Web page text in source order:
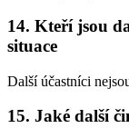
14. Kteří jsou
situace
Další účastníci
15. Jaké další